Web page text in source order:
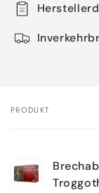
Dein
PRODUKT